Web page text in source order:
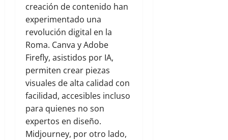
creación de contenido han
experimentado una
revolución digital en la
Roma. Canva y Adobe
Firefly, asistidos por IA,
permiten crear piezas
visuales de alta calidad con
facilidad, accesibles incluso
para quienes no son
expertos en diseño.
Midjourney, por otro lado,